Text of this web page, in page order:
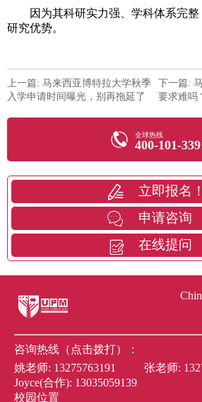
因为其科研实力强、学科体系完整
研究优势。
上一篇: 马来西亚博特拉大学秋季
入学申请时间曝光，别再拖延了
下一篇:
要求难吗
全球热线
400-101-
立即报名！
申请咨询
在线提问
咨询热线（点击拨打）：
姚老师: 13275763191 张老师:
Joyce(合作): 13035059139
校园位置